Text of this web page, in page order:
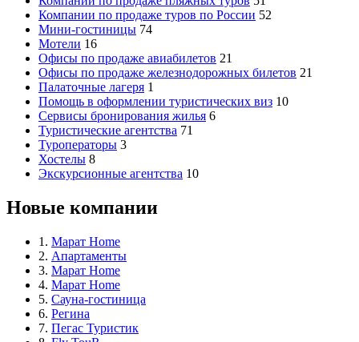
Компании по продаже туров по России 52
Мини-гостиницы 74
Мотели 16
Офисы по продаже авиабилетов 21
Офисы по продаже железнодорожных билетов 21
Палаточные лагеря 1
Помощь в оформлении туристических виз 10
Сервисы бронирования жилья 6
Туристические агентства 71
Туроператоры 3
Хостелы 8
Экскурсионные агентства 10
Новые компании
1. Марат Home
2. Апартаменты
3. Марат Home
4. Марат Home
5. Сауна-гостиница
6. Регина
7. Пегас Туристик